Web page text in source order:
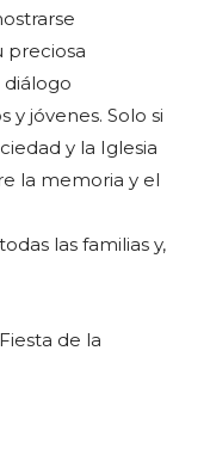
preciosa
jóvenes. Solo si
y la Iglesia
la memoria y el
las familias y,
de la